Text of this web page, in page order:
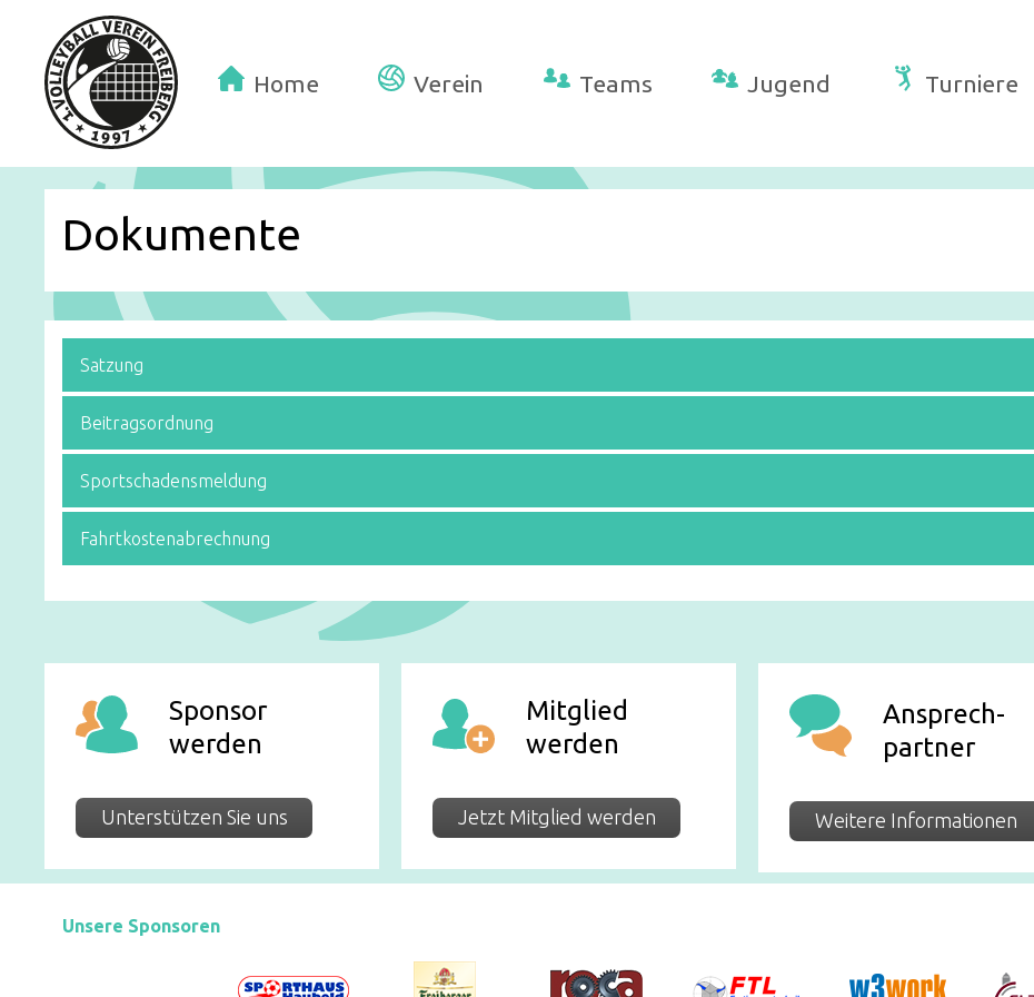
Home Verein Teams Jugend Turniere
Dokumente
Satzung
Beitragsordnung
Sportschadensmeldung
Fahrtkostenabrechnung
Sponsor
werden
Unterstützen Sie uns
Mitglied
werden
Jetzt Mitglied werden
Ansprech-
partner
Weitere Informationen
Unsere Sponsoren